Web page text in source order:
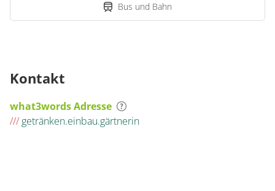
Bus und Bahn
Kontakt
what3words Adresse
/// getränken.einbau.gärtnerin